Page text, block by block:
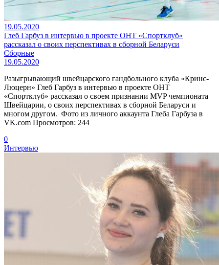
19.05.2020
Глеб Гарбуз в интервью в проекте ОНТ «Спортклуб»
рассказал о своих перспективах в сборной Беларуси
Сборные
19.05.2020
Разыгрывающий швейцарского гандбольного клуба «Кринс-
Люцерн» Глеб Гарбуз в интервью в проекте ОНТ
«Спортклуб» рассказал о своем признании MVP чемпионата
Швейцарии, о своих перспективах в сборной Беларуси и
многом другом. Фото из личного аккаунта Глеба Гарбуза в
VK.com Просмотров: 244
0
Интервью